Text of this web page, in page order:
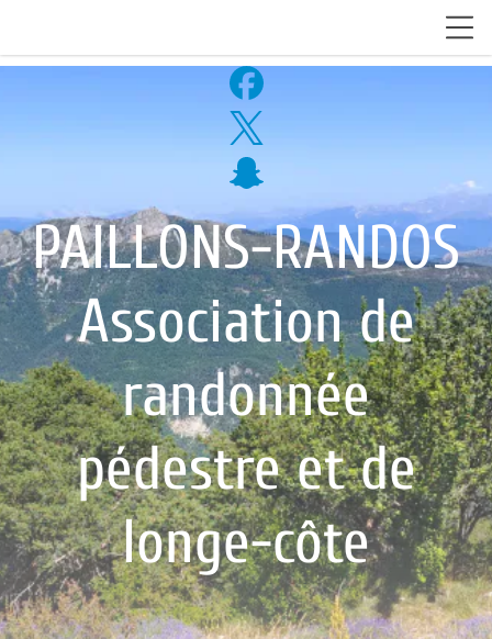
PAILLONS-RANDOS
Association de
randonnée
pédestre et de
longe-côte